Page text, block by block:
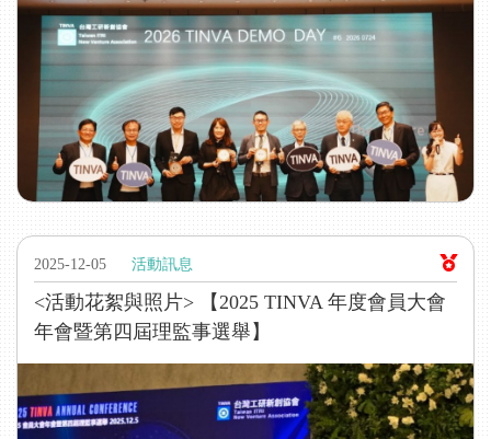
2025-12-05 活動訊息
<活動花絮與照片> 【2025 TINVA 年度會員大會
年會暨第四屆理監事選舉】